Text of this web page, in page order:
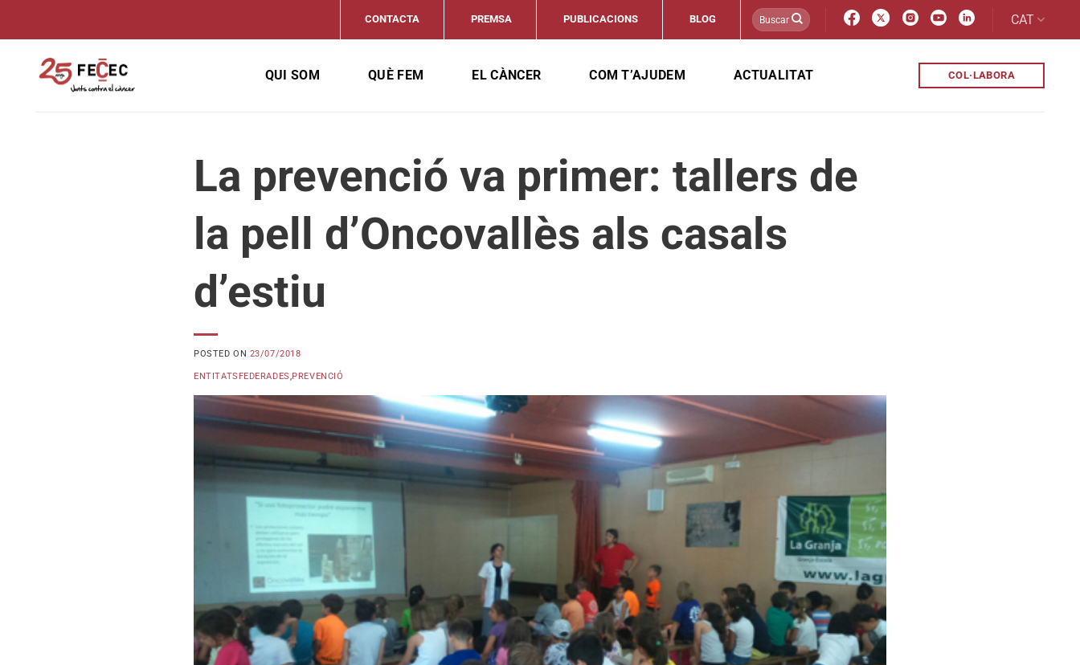
CONTACTA PREMSA PUBLICACIONS BLOG CAT
QUI SOM QUÈ FEM EL CÀNCER COM T’AJUDEM ACTUALITAT COL·LABORA
La prevenció va primer: tallers de
la pell d’Oncovallès als casals
d’estiu
POSTED ON 23/07/2018
ENTITATSFEDERADES,PREVENCIÓ